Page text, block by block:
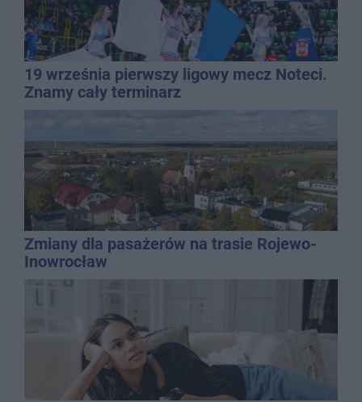
19 września pierwszy ligowy mecz Noteci.
Znamy cały terminarz
Zmiany dla pasażerów na trasie Rojewo-
Inowrocław